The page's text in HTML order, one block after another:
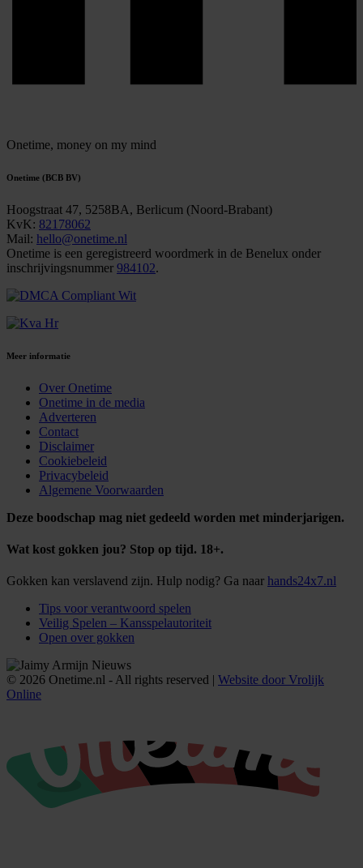
Onetime, money on my mind
Onetime (BCB BV)
Hoogstraat 47, 5258BA, Berlicum (Noord-Brabant)
KvK: 82178062
Mail: hello@onetime.nl
Onetime is een geregistreerd woordmerk in de Benelux onder
inschrijvingsnummer 984102.
Meer informatie
Over Onetime
Onetime in de media
Adverteren
Contact
Disclaimer
Cookiebeleid
Privacybeleid
Algemene Voorwaarden
Deze boodschap mag niet gedeeld worden met minderjarigen.
Wat kost gokken jou? Stop op tijd. 18+.
Gokken kan verslavend zijn. Hulp nodig? Ga naar hands24x7.nl
Tips voor verantwoord spelen
Veilig Spelen – Kansspelautoriteit
Open over gokken
© 2026 Onetime.nl - All rights reserved | Website door Vrolijk
Online